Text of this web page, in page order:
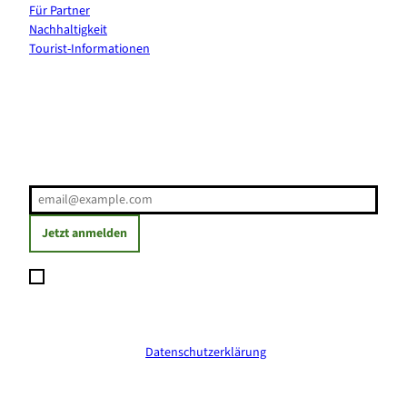
Für Partner
Nachhaltigkeit
Tourist-Informationen
Jetzt anmelden
Datenschutzerklärung